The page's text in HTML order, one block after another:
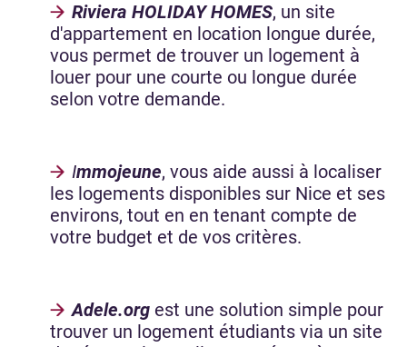
Riviera HOLIDAY HOMES, un site
d'appartement en location longue durée,
vous permet de trouver un logement à
louer pour une courte ou longue durée
selon votre demande.
Immojeune, vous aide aussi à localiser
les logements disponibles sur Nice et ses
environs, tout en en tenant compte de
votre budget et de vos critères.
Adele.org est une solution simple pour
trouver un logement étudiants via un site